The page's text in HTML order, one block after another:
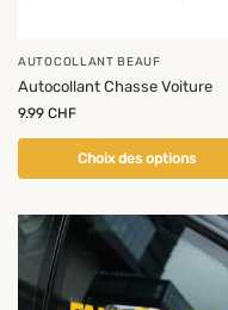
AUTOCOLLANT BEAUF
Autocollant Chasse Voiture
9.99 CHF
Choix des options